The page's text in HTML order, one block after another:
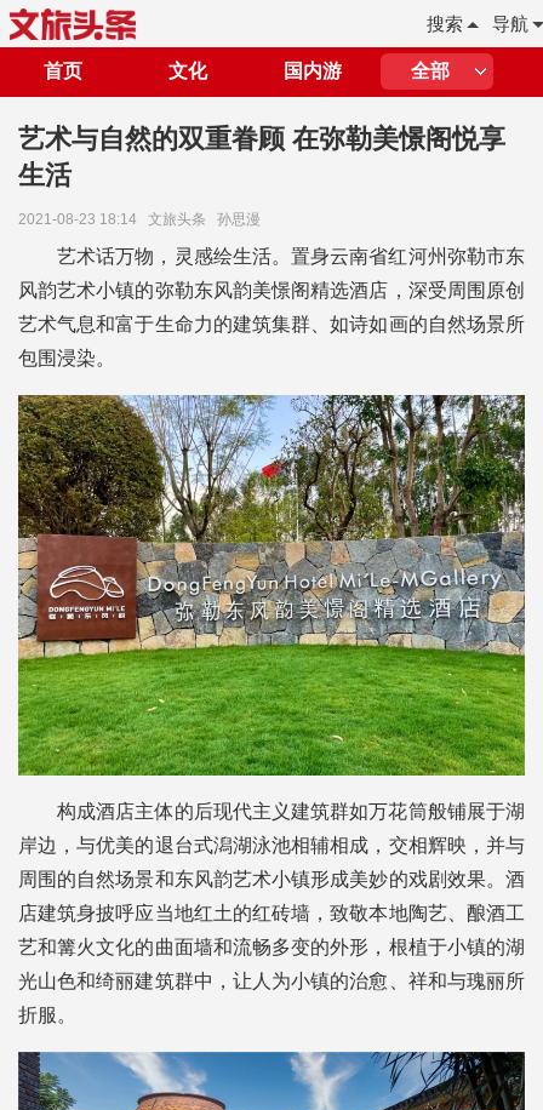
导航
搜索
首页 文化 国内游 全部
艺术与自然的双重眷顾 在弥勒美憬阁悦享
生活
2021-08-23 18:14 文旅头条 孙思漫
艺术话万物，灵感绘生活。置身云南省红河州弥勒市东
风韵艺术小镇的弥勒东风韵美憬阁精选酒店，深受周围原创
艺术气息和富于生命力的建筑集群、如诗如画的自然场景所
包围浸染。
构成酒店主体的后现代主义建筑群如万花筒般铺展于湖
岸边，与优美的退台式潟湖泳池相辅相成，交相辉映，并与
周围的自然场景和东风韵艺术小镇形成美妙的戏剧效果。酒
店建筑身披呼应当地红土的红砖墙，致敬本地陶艺、酿酒工
艺和篝火文化的曲面墙和流畅多变的外形，根植于小镇的湖
光山色和绮丽建筑群中，让人为小镇的治愈、祥和与瑰丽所
折服。